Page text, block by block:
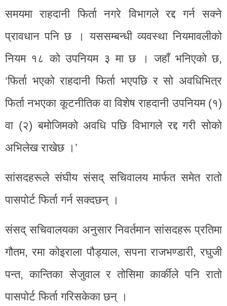
समयमा राहदानी फिर्ता नगरे विभागले रद्द गर्न सक्ने
प्रावधान पनि छ । यससम्बन्धी व्यवस्था नियमावलीको
नियम १८ को उपनियम ३ मा छ । जहाँ भनिएको छ,
‘फिर्ता भएको राहदानी फिर्ता भएपछि र सो अवधिभित्र
फिर्ता नभएका कूटनीतिक वा विशेष राहदानी उपनियम (१)
वा (२) बमोजिमको अवधि पछि विभागले रद्द गरी सोको
अभिलेख राखेछ ।’
सांसदहरूले संघीय संसद् सचिवालय मार्फत समेत रातो
पासपोर्ट फिर्ता गर्न सक्दछन् ।
संसद् सचिवालयका अनुसार निवर्तमान सांसदहरू प्रतिमा
गौतम, रमा कोइराला पौड्याल, सपना राजभण्डारी, रघुजी
पन्त, कान्तिका सेजुवाल र तोसिमा कार्कीले पनि रातो
पासपोर्ट फिर्ता गरिसकेका छन् ।